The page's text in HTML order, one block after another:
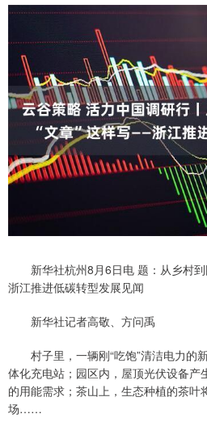
新华社杭州8月6日电 题：从乡村
浙江推进低碳转型发展见闻
新华社记者高敬、方问禹
村子里，一辆刚“吃饱”清洁电力的
体化充电站；园区内，屋顶光伏设备产
的用能需求；茶山上，生态种植的茶叶
场……